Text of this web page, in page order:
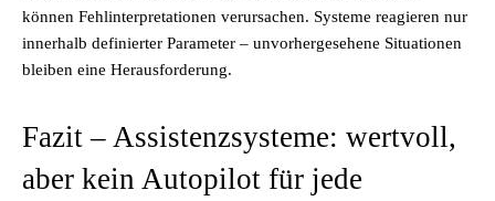
können Fehlinterpretationen verursachen. Systeme reagieren nur
innerhalb definierter Parameter – unvorhergesehene Situationen
bleiben eine Herausforderung.
Fazit – Assistenzsysteme: wertvoll,
aber kein Autopilot für jede